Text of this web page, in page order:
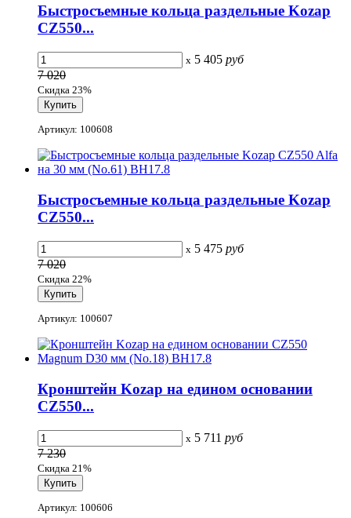
Быстросъемные кольца раздельные Kozap
CZ550...
x 5 405 руб
7 020
Скидка 23%
Артикул: 100608
Быстросъемные кольца раздельные Kozap
CZ550...
x 5 475 руб
7 020
Скидка 22%
Артикул: 100607
Кронштейн Kozap на едином основании
CZ550...
x 5 711 руб
7 230
Скидка 21%
Артикул: 100606